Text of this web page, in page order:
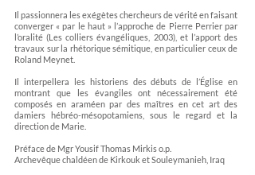
Il passionnera les exégètes chercheurs de vérité en faisant
converger « par le haut » l’approche de Pierre Perrier par
l’oralité (Les colliers évangéliques, 2003), et l’apport des
travaux sur la rhétorique sémitique, en particulier ceux de
Roland Meynet.
Il interpellera les historiens des débuts de l’Église en
montrant que les évangiles ont nécessairement été
composés en araméen par des maîtres en cet art des
damiers hébréo-mésopotamiens, sous le regard et la
direction de Marie.
Préface de Mgr Yousif Thomas Mirkis o.p.
Archevêque chaldéen de Kirkouk et Souleymanieh, Iraq